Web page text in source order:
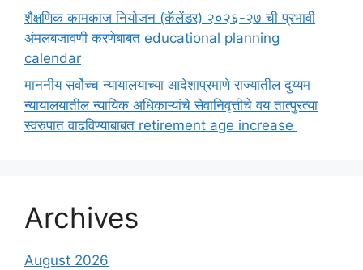
शैक्षणिक कामकाज नियोजन (कॅलेंडर) २०२६-२७ ची प्रभावी
अंमलबजावणी करणेबाबत educational planning
calendar
माननीय सर्वोच्च न्यायालयाच्या आदेशाप्रमाणे राज्यातील दुय्यम
न्यायालयातील न्यायिक अधिकाऱ्यांचे सेवानिवृत्तीचे वय तात्पुरत्या
स्वरुपात वाढविण्याबाबत retirement age increase
Archives
August 2026